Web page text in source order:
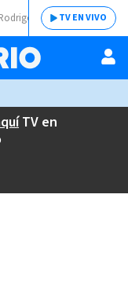
ChavesTV EN VIVO
TV en